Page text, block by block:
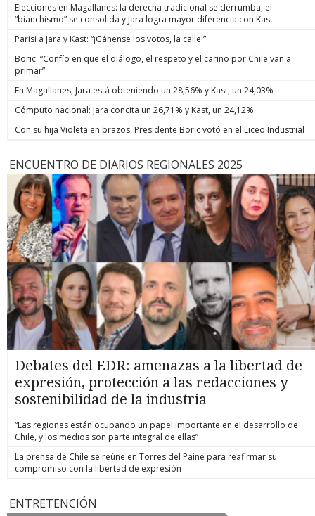
Elecciones en Magallanes: la derecha tradicional se derrumba, el
“bianchismo” se consolida y Jara logra mayor diferencia con Kast
Parisi a Jara y Kast: “¡Gánense los votos, la calle!”
Boric: “Confío en que el diálogo, el respeto y el cariño por Chile van a
primar”
En Magallanes, Jara está obteniendo un 28,56% y Kast, un 24,03%
Cómputo nacional: Jara concita un 26,71% y Kast, un 24,12%
Con su hija Violeta en brazos, Presidente Boric votó en el Liceo Industrial
ENCUENTRO DE DIARIOS REGIONALES 2025
Debates del EDR: amenazas a la libertad de
expresión, protección a las redacciones y
sostenibilidad de la industria
“Las regiones están ocupando un papel importante en el desarrollo de
Chile, y los medios son parte integral de ellas”
La prensa de Chile se reúne en Torres del Paine para reafirmar su
compromiso con la libertad de expresión
ENTRETENCIÓN